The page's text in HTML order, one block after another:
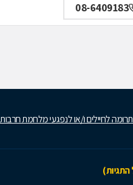
08-6409183
לחיילים ו/או לנפגעי מלחמת